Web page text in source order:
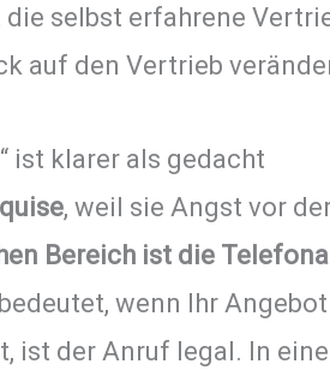
die selbst erfahrene
auf den Vertrieb
ist klarer als gedacht
, weil sie Angst vor
Bereich ist die
wenn Ihr
ist der Anruf legal. In